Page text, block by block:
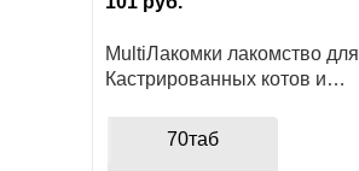
MultiЛакомки лакомство для
Кастрированных котов и
70таб